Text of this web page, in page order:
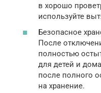
в хорошо
используйте
Безопасное
После
полностью
для детей и
после полного
на хранение.